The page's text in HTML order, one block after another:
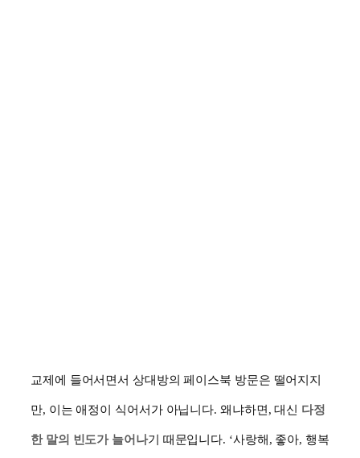
교제에 들어서면서 상대방의 페이스북 방문은 떨어지지
만, 이는 애정이 식어서가 아닙니다. 왜냐하면 ,대신 다정
한 말의 빈도가 늘어나기 때문입니다. ‘사랑해 , 좋아, 행복